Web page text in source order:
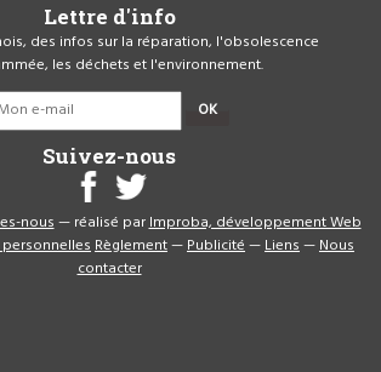
Lettre d'info
des infos sur la réparation, l'obsolescence
les déchets et l'environnement.
OK
Suivez-nous
nous— réalisé parImproba, développement Web
Règlement—Publicité—Liens—Nous
contacter